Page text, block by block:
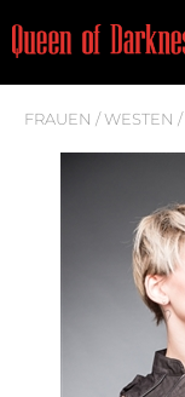
FRAUEN /WESTEN /